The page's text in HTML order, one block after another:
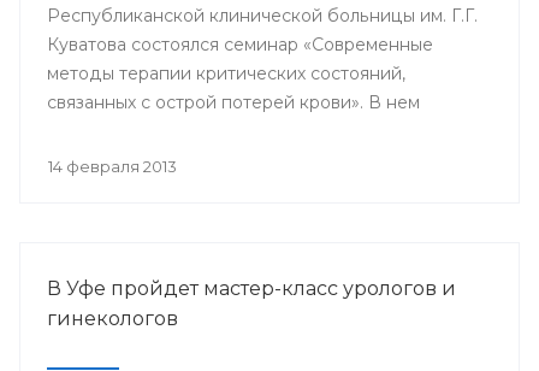
Республиканской клинической больницы им. Г.Г.
Куватова состоялся семинар «Современные
методы терапии критических состояний,
связанных с острой потерей крови». В нем
лечебной работе, акушеры-гинекологи, хирурги,
14 февраля 2013
В Уфе пройдет мастер-класс урологов и
гинекологов